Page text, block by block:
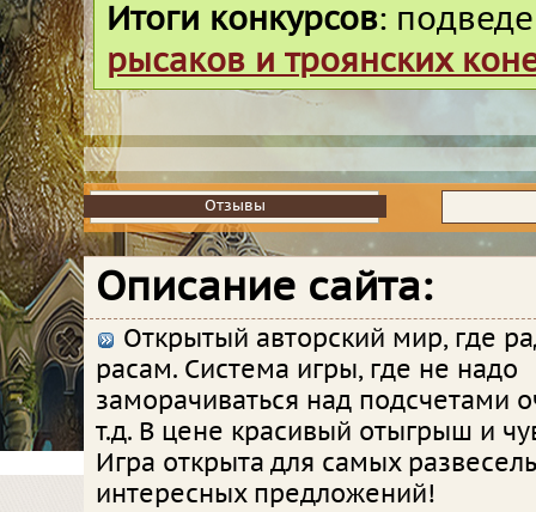
Итоги конкурсов:
рысаков и троянских
Отзывы
Отзывы
Описание сайта:
Открытый авторский мир, где
расам. Система игры, где не надо
заморачиваться над подсчетами
т.д. В цене красивый отыгрыш и
Игра открыта для самых
интересных предложений!